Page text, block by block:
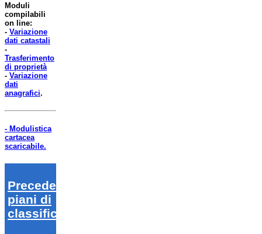
Moduli
compilabili
on line:
- Variazione
dati catastali
-
Trasferimento
di proprietà
- Variazione
dati
anagrafici.
- Modulistica
cartacea
scaricabile.
Precedenti
piani di
classifica